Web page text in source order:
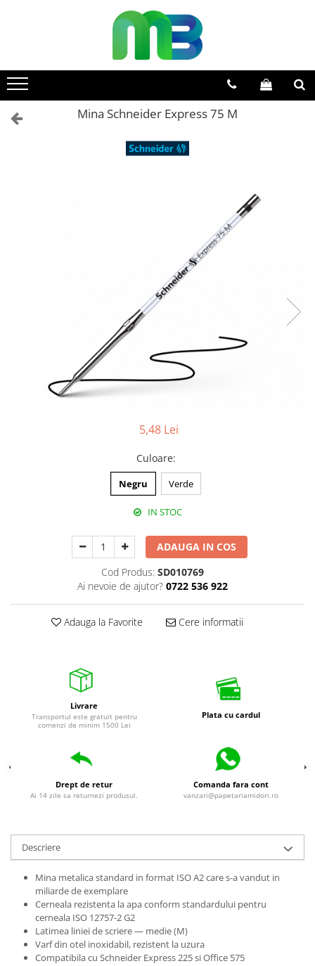
Articole din hartie
Agende si calendare
Hartie color
Stilouri si rollere cu rezerve de
Creioane
Creioane mecanice si mine
Markere permanente
Markere pe baza de vopsea
Markere pentru whiteboard si
flipchart
Evidentiatoare si markere
Markere acrilice
Markere acrilice cu efect metalic
Markere universale
Rezerve cerneala si mine pix
Accesorii si cutii din carton
Benzi adezive si accesorii
Etichete pret si autoadezive
Folie de paletizat
Articole pentru birou
Organizare si arhivare
Arhivare
Bibliorafturi
Mina Schneider Express 75 M
5,48 Lei
Culoare:
Negru Verde
IN STOC
ADAUGA IN COS
Cod Produs: SD010769
Ai nevoie de ajutor? 0722 536 922
Adauga la Favorite Cere informatii
Livrare
Transportul este gratuit pentru
comenzi de minim 1500 Lei
Plata cu cardul
Drept de retur
Ai 14 zile sa returnezi produsul.
Comanda fara cont
vanzari@papetariamidori.ro
Descriere
Mina metalica standard in format ISO A2 care s-a vandut in
miliarde de exemplare
Cerneala rezistenta la apa conform standardului pentru
cerneala ISO 12757-2 G2
Latimea liniei de scriere — medie (M)
Varf din otel inoxidabil, rezistent la uzura
Compatibila cu Schneider Express 225 si Office 575